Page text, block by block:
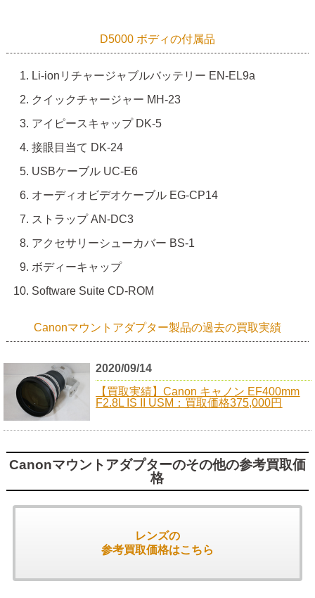
D5000 ボディの付属品
Li-ionリチャージャブルバッテリー EN-EL9a
クイックチャージャー MH-23
アイピースキャップ DK-5
接眼目当て DK-24
USBケーブル UC-E6
オーディオビデオケーブル EG-CP14
ストラップ AN-DC3
アクセサリーシューカバー BS-1
ボディーキャップ
Software Suite CD-ROM
Canonマウントアダプター製品の過去の買取実績
2020/09/14
【買取実績】Canon キャノン EF400mm
F2.8L IS II USM：買取価格375,000円
Canonマウントアダプターのその他の参考買取価
格
レンズの
参考買取価格はこちら